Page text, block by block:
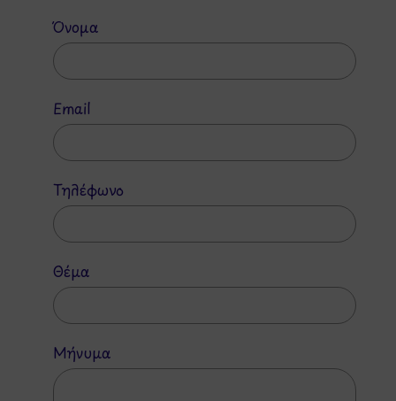
Όνομα
Email
Τηλέφωνο
Θέμα
Μήνυμα